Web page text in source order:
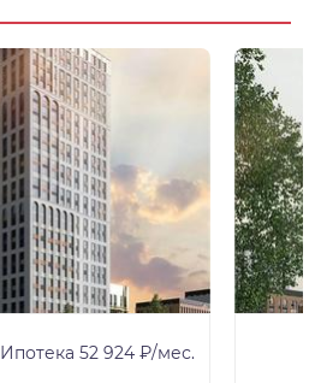
Ипотека 52 924 ₽/мес.